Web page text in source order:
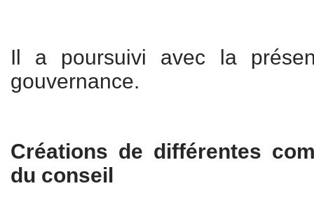
Il a poursuivi avec la
gouvernance.
Créations de différentes
du conseil